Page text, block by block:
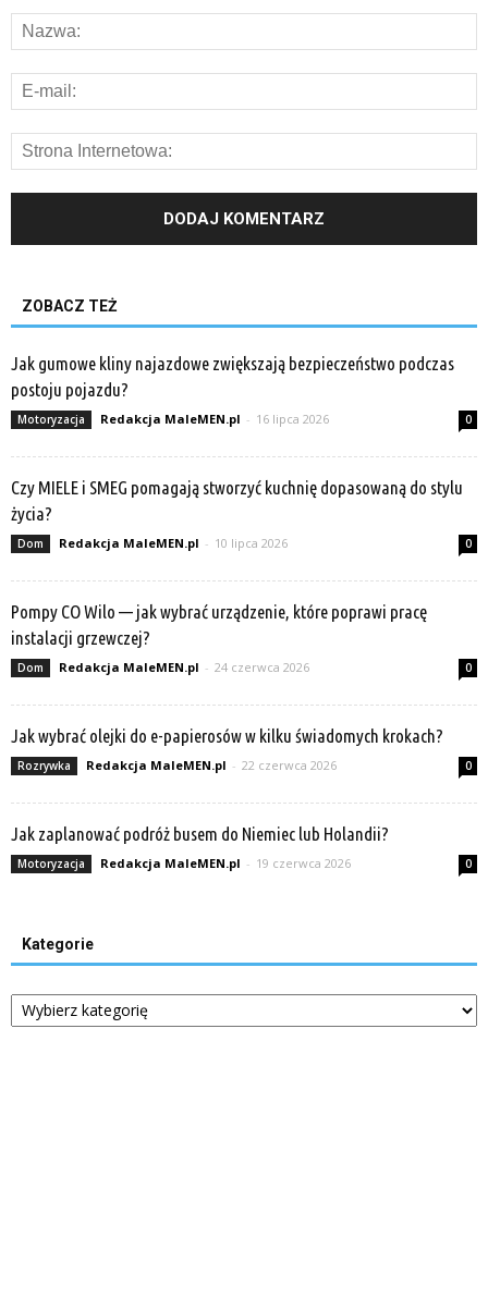
ZOBACZ TEŻ
Jak gumowe kliny najazdowe zwiększają bezpieczeństwo podczas
postoju pojazdu?
Motoryzacja Redakcja MaleMEN.pl - 16 lipca 2026 0
Czy MIELE i SMEG pomagają stworzyć kuchnię dopasowaną do stylu
życia?
Dom Redakcja MaleMEN.pl - 10 lipca 2026 0
Pompy CO Wilo — jak wybrać urządzenie, które poprawi pracę
instalacji grzewczej?
Dom Redakcja MaleMEN.pl - 24 czerwca 2026 0
Jak wybrać olejki do e-papierosów w kilku świadomych krokach?
Rozrywka Redakcja MaleMEN.pl - 22 czerwca 2026 0
Jak zaplanować podróż busem do Niemiec lub Holandii?
Motoryzacja Redakcja MaleMEN.pl - 19 czerwca 2026 0
Kategorie
Kategorie